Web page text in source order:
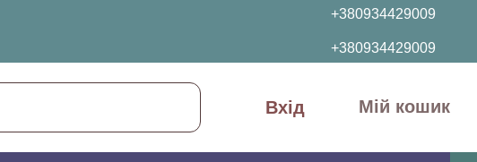
+380934429009
+380934429009
Вхід Мій кошик